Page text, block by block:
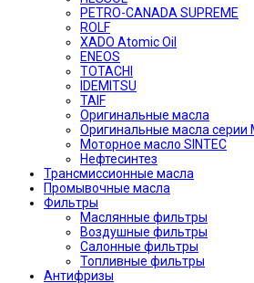
PETRO-CANADA SUPREME
ROLF
XADO Atomic Oil
ENEOS
TOTACHI
IDEMITSU
TAIF
Оригинальные масла
Оригинальные масла серии
Моторное масло SINTEC
Нефтесинтез
Трансмиссионные масла
Промывочные масла
Фильтры
Маслянные фильтры
Воздушные фильтры
Салонные фильтры
Топливные фильтры
Антифризы